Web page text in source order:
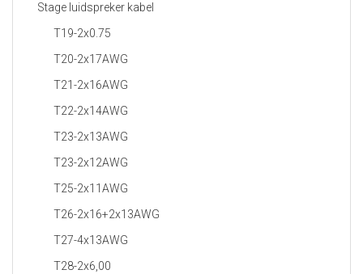
Stage luidspreker kabel
T19-2x0.75
T20-2x17AWG
T21-2x16AWG
T22-2x14AWG
T23-2x13AWG
T23-2x12AWG
T25-2x11AWG
T26-2x16+2x13AWG
T27-4x13AWG
T28-2x6,00